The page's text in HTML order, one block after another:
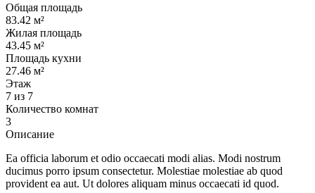
Общая площадь
83.42 м²
Жилая площадь
43.45 м²
Площадь кухни
27.46 м²
Этаж
7 из 7
Количество комнат
3
Описание
Ea officia laborum et odio occaecati modi alias. Modi nostrum
ducimus porro ipsum consectetur. Molestiae molestiae ab quod
provident ea aut. Ut dolores aliquam minus occaecati id quod.